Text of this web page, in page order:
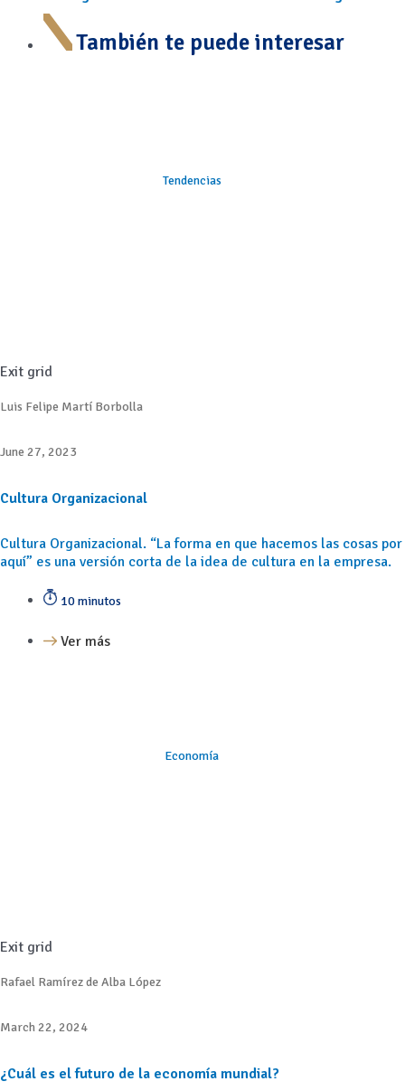
También te puede interesar
Tendencias
Exit grid
Luis Felipe Martí Borbolla
June 27, 2023
Cultura Organizacional
Cultura Organizacional. “La forma en que hacemos las cosas por
aquí” es una versión corta de la idea de cultura en la empresa.
10 minutos
Ver más
Economía
Exit grid
Rafael Ramírez de Alba López
March 22, 2024
¿Cuál es el futuro de la economía mundial?